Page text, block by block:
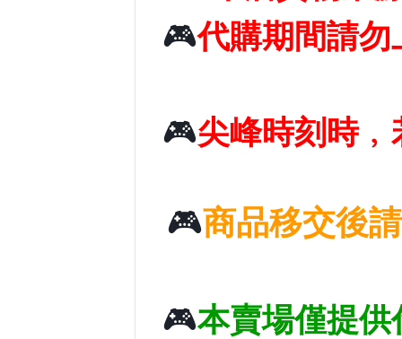
🎮代購期間請
🎮尖峰時刻時
🎮商品移交後
🎮本賣場僅提